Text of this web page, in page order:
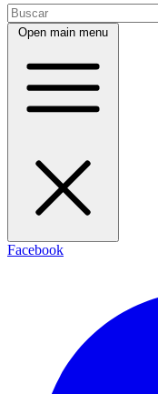
Open main menu
Facebook